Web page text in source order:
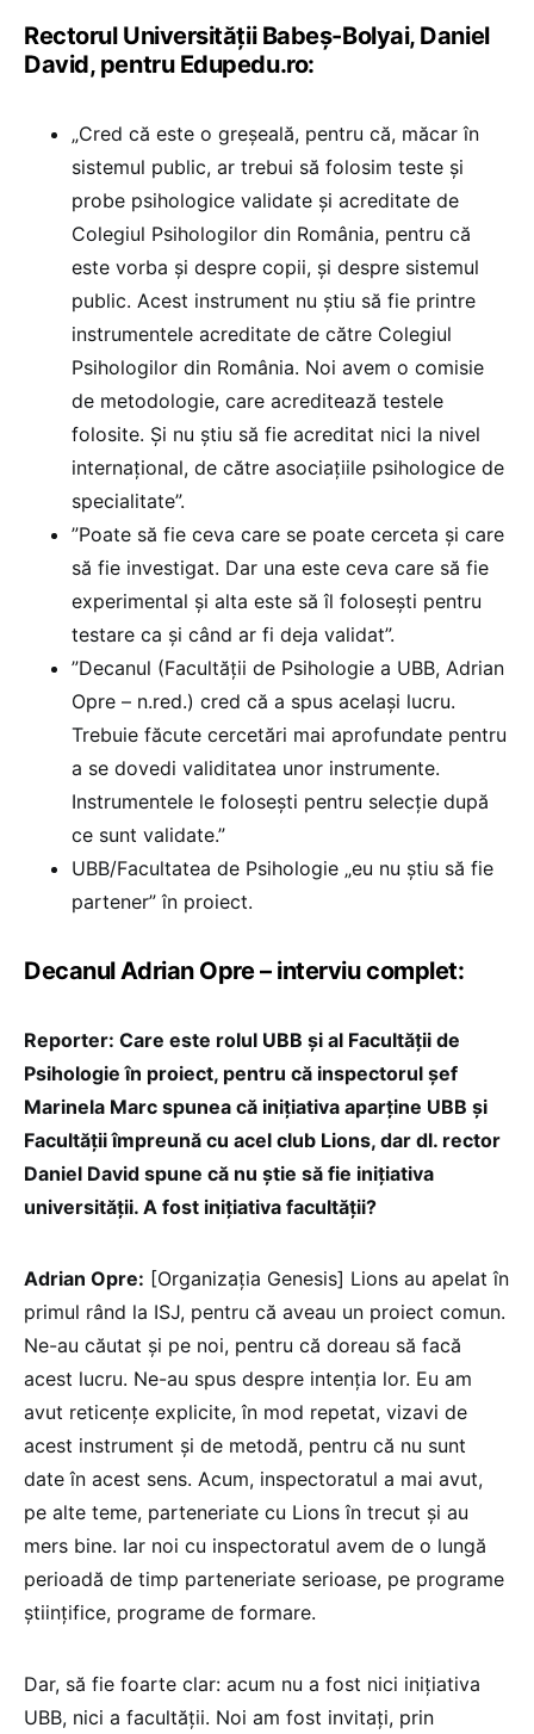
Rectorul Universității Babeș-Bolyai, Daniel
David, pentru Edupedu.ro:
„Cred că este o greșeală, pentru că, măcar în
sistemul public, ar trebui să folosim teste și
probe psihologice validate și acreditate de
Colegiul Psihologilor din România, pentru că
este vorba și despre copii, și despre sistemul
public. Acest instrument nu știu să fie printre
instrumentele acreditate de către Colegiul
Psihologilor din România. Noi avem o comisie
de metodologie, care acreditează testele
folosite. Și nu știu să fie acreditat nici la nivel
internațional, de către asociațiile psihologice de
specialitate”.
”Poate să fie ceva care se poate cerceta și care
să fie investigat. Dar una este ceva care să fie
experimental și alta este să îl folosești pentru
testare ca și când ar fi deja validat”.
”Decanul (Facultății de Psihologie a UBB, Adrian
Opre – n.red.) cred că a spus același lucru.
Trebuie făcute cercetări mai aprofundate pentru
a se dovedi validitatea unor instrumente.
Instrumentele le folosești pentru selecție după
ce sunt validate.”
UBB/Facultatea de Psihologie „eu nu știu să fie
partener” în proiect.
Decanul Adrian Opre – interviu complet:
Reporter: Care este rolul UBB și al Facultății de
Psihologie în proiect, pentru că inspectorul șef
Marinela Marc spunea că inițiativa aparține UBB și
Facultății împreună cu acel club Lions, dar dl. rector
Daniel David spune că nu știe să fie inițiativa
universității. A fost inițiativa facultății?
Adrian Opre: [Organizația Genesis] Lions au apelat în
primul rând la ISJ, pentru că aveau un proiect comun.
Ne-au căutat și pe noi, pentru că doreau să facă
acest lucru. Ne-au spus despre intenția lor. Eu am
avut reticențe explicite, în mod repetat, vizavi de
acest instrument și de metodă, pentru că nu sunt
date în acest sens. Acum, inspectoratul a mai avut,
pe alte teme, parteneriate cu Lions în trecut și au
mers bine. Iar noi cu inspectoratul avem de o lungă
perioadă de timp parteneriate serioase, pe programe
științifice, programe de formare.
Dar, să fie foarte clar: acum nu a fost nici inițiativa
UBB, nici a facultății. Noi am fost invitați, prin